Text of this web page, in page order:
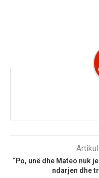
“Po, unë dhe Mateo nuk
ndarjen dhe